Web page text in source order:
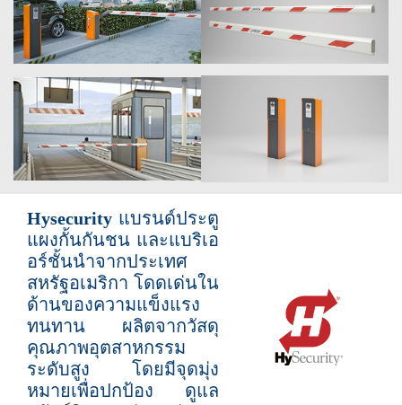
Hysecurity แบรนด์ประตู
แผงกั้นกันชน และแบริเอ
อร์ชั้นนำจากประเทศ
สหรัฐอเมริกา โดดเด่นใน
ด้านของความแข็งแรง
ทนทาน ผลิตจากวัสดุ
คุณภาพอุตสาหกรรม
ระดับสูง โดยมีจุดมุ่ง
หมายเพื่อปกป้อง ดูแล